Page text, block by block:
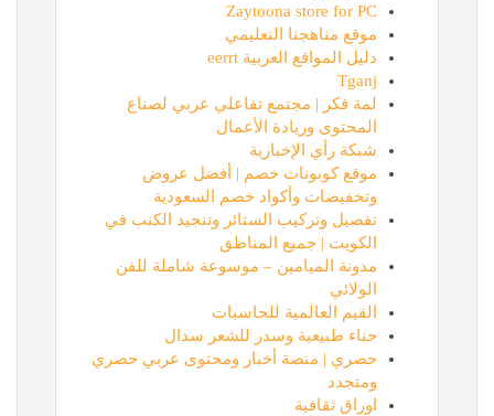
Zaytoona store for PC
موقع مناهجنا التعليمي
دليل المواقع العربية eerrt
Tganj
لمة فكر | مجتمع تفاعلي عربي لصناع
المحتوى وريادة الأعمال
شبكة رأي الإخبارية
موقع كوبونات خصم | أفضل عروض
وتخفيضات وأكواد خصم السعودية
تفصيل وتركيب الستائر وتنجيد الكنب في
الكويت | جميع المناطق
مدونة الميامين – موسوعة شاملة للفن
الولائي
القيم العالمية للحاسبات
حناء طبيعية وسدر للشعر سدال
حصري | منصة أخبار ومحتوى عربي حصري
ومتجدد
اوراق ثقافية